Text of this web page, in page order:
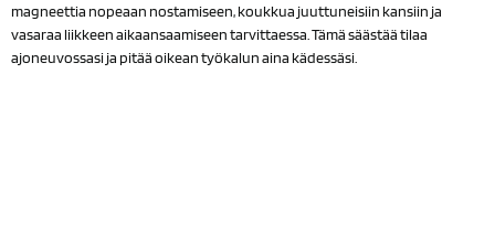
magneettia nopeaan nostamiseen, koukkua juuttuneisiin kansiin ja
vasaraa liikkeen aikaansaamiseen tarvittaessa. Tämä säästää tilaa
ajoneuvossasi ja pitää oikean työkalun aina kädessäsi.